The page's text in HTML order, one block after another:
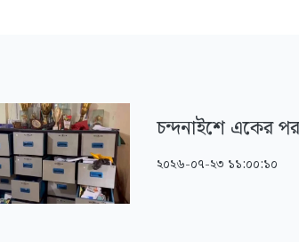
চন্দনাইশে একের
২০২৬-০৭-২৩ ১১:০০:১০